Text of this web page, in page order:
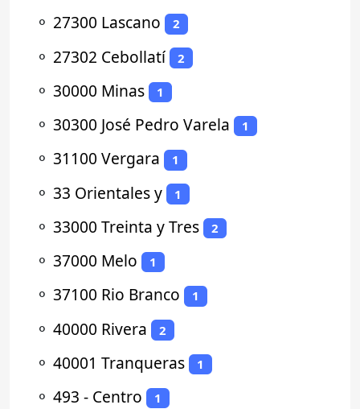
⚬ 27300 Lascano 2
⚬ 27302 Cebollatí 2
⚬ 30000 Minas 1
⚬ 30300 José Pedro Varela 1
⚬ 31100 Vergara 1
⚬ 33 Orientales y 1
⚬ 33000 Treinta y Tres 2
⚬ 37000 Melo 1
⚬ 37100 Rio Branco 1
⚬ 40000 Rivera 2
⚬ 40001 Tranqueras 1
⚬ 493 - Centro 1